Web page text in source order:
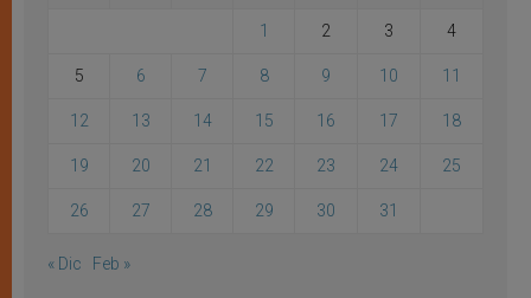
1 2 3 4
5 6 7 8 9 10 11
12 13 14 15 16 17 18
19 20 21 22 23 24 25
26 27 28 29 30 31
« Dic Feb »